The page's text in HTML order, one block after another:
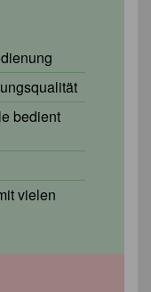
bedient
vielen